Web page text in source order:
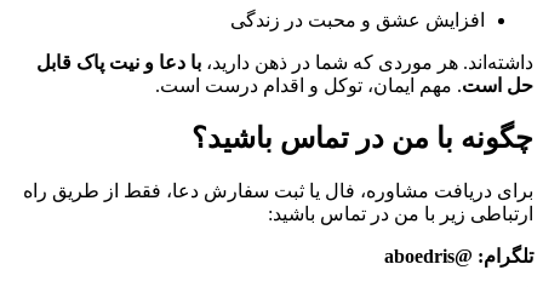
افزایش عشق و محبت در زندگی
داشته‌اند. هر موردی که شما در ذهن دارید، با دعا و نیت پاک قابل
حل است. مهم ایمان، توکل و اقدام درست است.
چگونه با من در تماس باشید؟
برای دریافت مشاوره، فال یا ثبت سفارش دعا، فقط از طریق راه
ارتباطی زیر با من در تماس باشید:
تلگرام: @aboedris